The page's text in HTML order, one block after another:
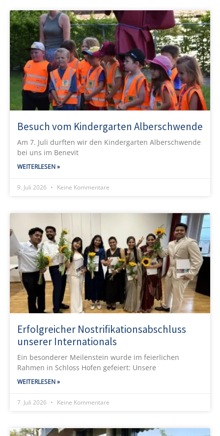
Besuch vom Kindergarten Alberschwende
Am 7. Juli durften wir den Kindergarten Alberschwende
bei uns im Benevit
WEITERLESEN »
9. Juli 2026 Keine Kommentare
Erfolgreicher Nostrifikationsabschluss
unserer Internationals
Ein besonderer Meilenstein wurde im feierlichen
Rahmen in Schloss Hofen gefeiert: Unsere
WEITERLESEN »
7. Juli 2026 Keine Kommentare